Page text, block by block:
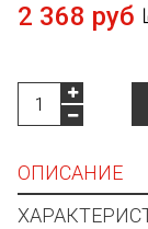
2 368 руб
ОПИСАНИЕ